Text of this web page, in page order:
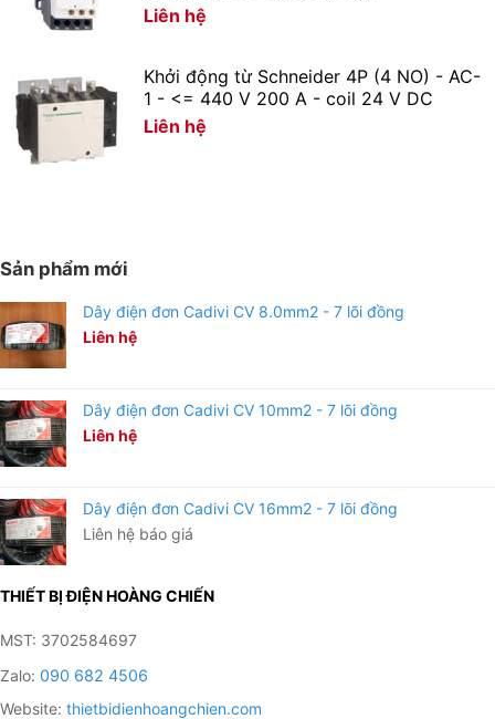
Liên hệ
Khởi động từ Schneider 4P (4 NO) - AC-
1 - <= 440 V 200 A - coil 24 V DC
Liên hệ
Sản phẩm mới
Dây điện đơn Cadivi CV 8.0mm2 - 7 lõi đồng
Liên hệ
Dây điện đơn Cadivi CV 10mm2 - 7 lõi đồng
Liên hệ
Dây điện đơn Cadivi CV 16mm2 - 7 lõi đồng
Liên hệ báo giá
THIẾT BỊ ĐIỆN HOÀNG CHIẾN
MST: 3702584697
Zalo: 090 682 4506
Website: thietbidienhoangchien.com